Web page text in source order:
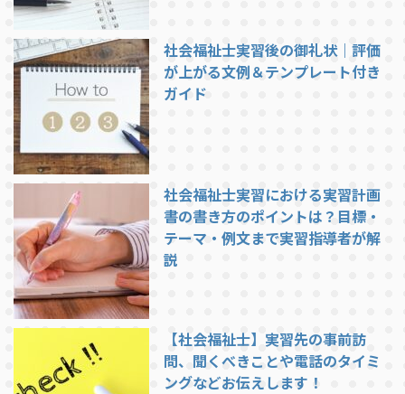
社会福祉士実習後の御礼状｜評価
が上がる文例＆テンプレート付き
ガイド
社会福祉士実習における実習計画
書の書き方のポイントは？目標・
テーマ・例文まで実習指導者が解
説
【社会福祉士】実習先の事前訪
問、聞くべきことや電話のタイミ
ングなどお伝えします！